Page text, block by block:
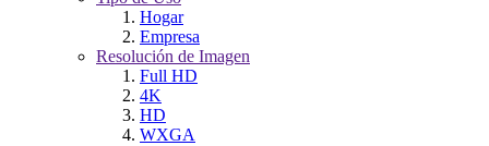
Hogar
Empresa
Resolución de Imagen
Full HD
4K
HD
WXGA